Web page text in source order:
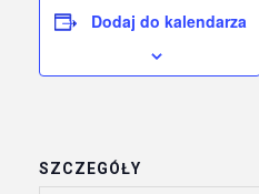
Dodaj do kalendarza
SZCZEGÓŁY